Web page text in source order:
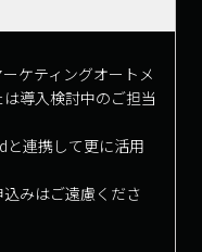
ケティングオートメ
導入検討中のご担当
と連携して更に活用
みはご遠慮くださ